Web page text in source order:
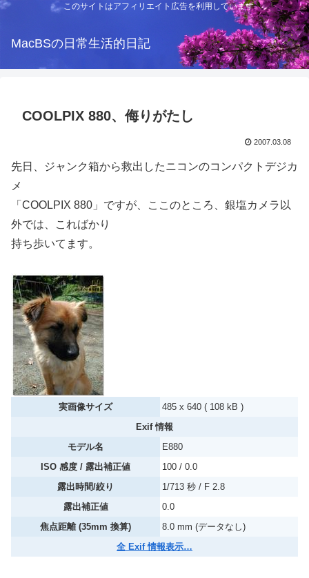
このサイトはアフィリエイト広告を利用しています
MacBSの日常生活的日記
COOLPIX 880、侮りがたし
2007.03.08
先日、ジャンク箱から救出したニコンのコンパクトデジカ
メ
「COOLPIX 880」ですが、ここのところ、銀塩カメラ以
外では、こればかり
持ち歩いてます。
実画像サイズ
485 x 640 ( 108 kB )
Exif 情報
モデル名
E880
ISO 感度 / 露出補正値
100 / 0.0
露出時間/絞り
1/713 秒 / F 2.8
露出補正値
0.0
焦点距離 (35mm 換算)
8.0 mm (データなし)
全 Exif 情報表示…